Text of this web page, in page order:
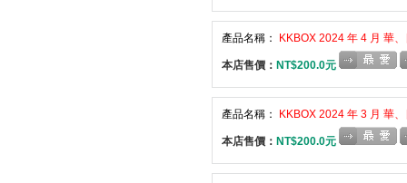
產品名稱： KKBOX 2024 年 4 月 華
本店售價： NT$200.0元
產品名稱： KKBOX 2024 年 3 月 華
本店售價： NT$200.0元